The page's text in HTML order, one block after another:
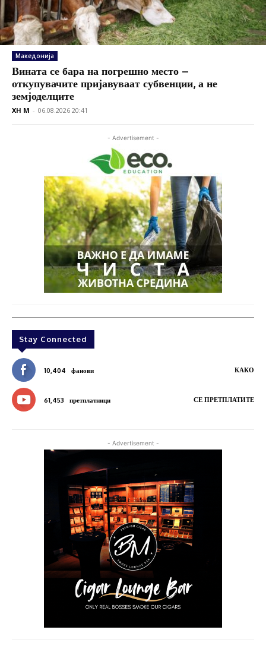
Македонија
Вината се бара на погрешно место –
откупувачите пријавуваат субвенции, а не
земјоделците
XH M - 06.08.2026 20:41
- Advertisement -
Stay Connected
10,404 фанови КАКО
61,453 претплатници СЕ ПРЕТПЛАТИТЕ
- Advertisement -